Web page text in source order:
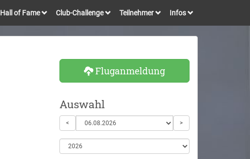
Hall of Fame Club-Challenge Teilnehmer Infos
Fluganmeldung
Auswahl
< >